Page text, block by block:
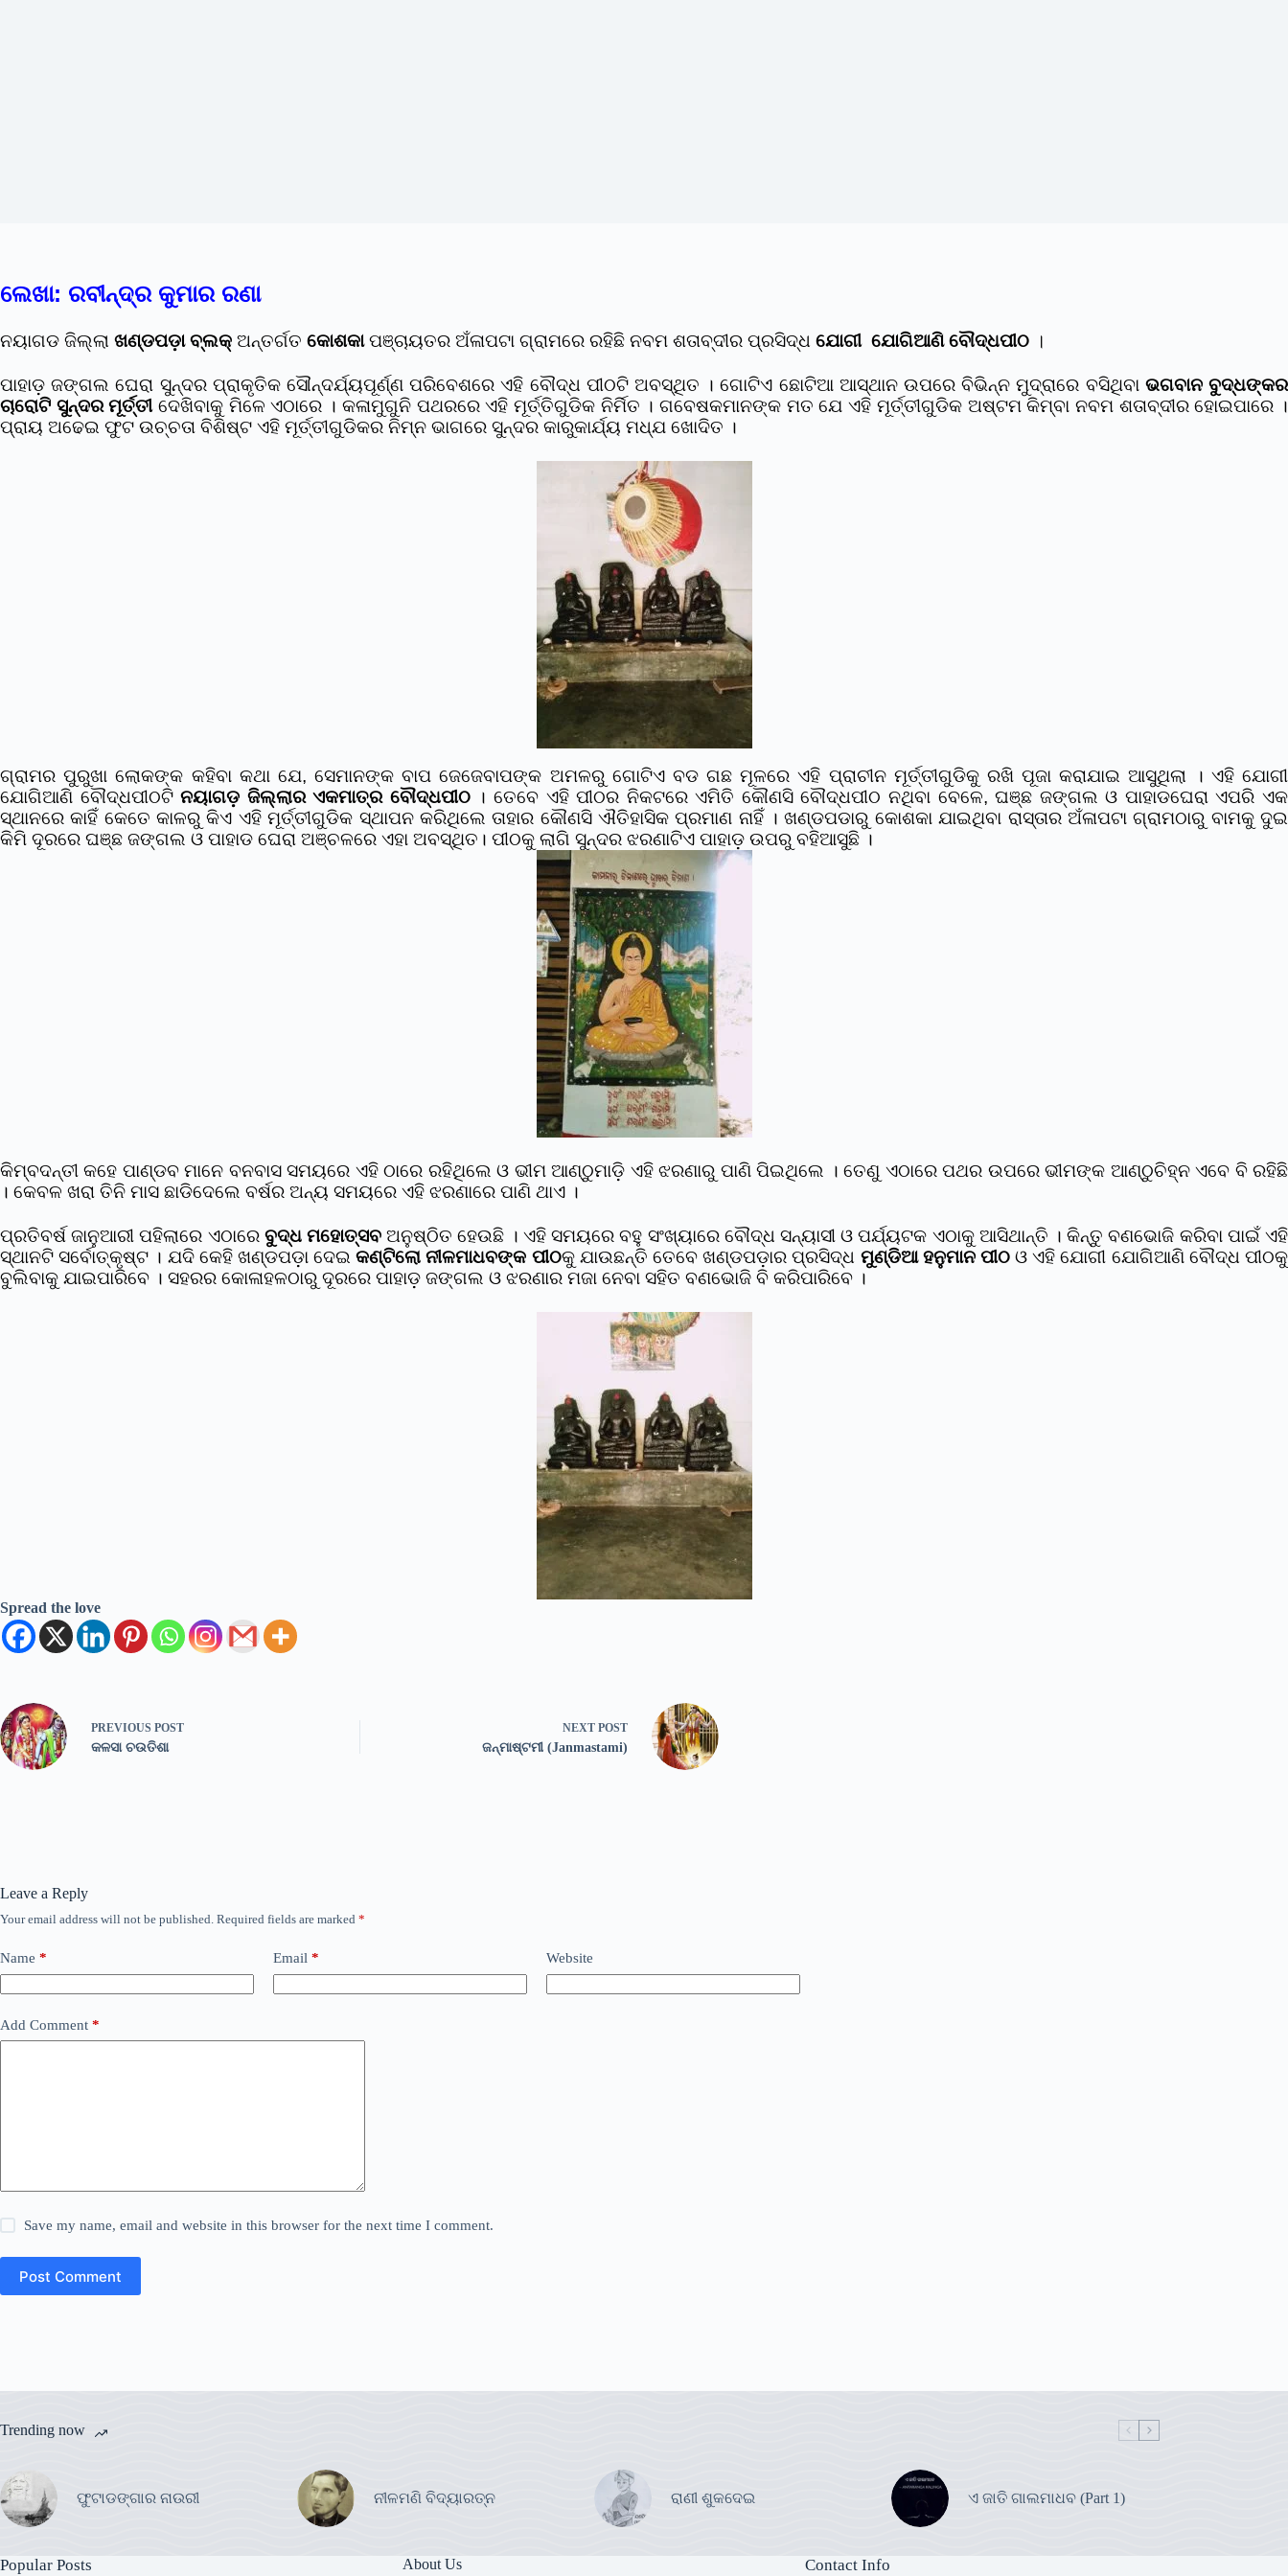
ଲେଖା: ରବୀନ୍ଦ୍ର କୁମାର ରଣା
ନୟାଗଡ ଜିଲ୍ଲା ଖଣ୍ଡପଡ଼ା ବ୍ଲକ୍ ଅନ୍ତର୍ଗତ କୋଶକାପଞ୍ଚାୟତର ଅଁଳାପଟା ଗ୍ରାମରେ ରହିଛି ନବମ ଶତାବ୍ଦୀର ପ୍ରସିଦ୍ଧ ଯୋଗୀ ଯୋଗିଆଣି ବୌଦ୍ଧପୀଠ ।
ପାହାଡ଼ ଜଙ୍ଗଲ ଘେରା ସୁନ୍ଦର ପ୍ରାକୃତିକ ସୌନ୍ଦର୍ଯ୍ୟପୂର୍ଣ୍ଣ ପରିବେଶରେ ଏହି ବୌଦ୍ଧ ପୀଠଟି ଅବସ୍ଥିତ । ଗୋଟିଏ ଛୋଟିଆ ଆସ୍ଥାନ ଉପରେ ବିଭିନ୍ନ ମୁଦ୍ରାରେ ବସିଥିବା ଭଗବାନ ବୁଦ୍ଧଙ୍କର
ଚାରୋଟି ସୁନ୍ଦର ମୂର୍ତ୍ତୀଦେଖିବାକୁ ମିଳେ ଏଠାରେ । କଳାମୁଗୁନି ପଥରରେ ଏହି ମୂର୍ତ୍ତିଗୁଡିକ ନିର୍ମିତ । ଗବେଷକମାନଙ୍କ ମତ ଯେ ଏହି ମୂର୍ତ୍ତୀଗୁଡିକ ଅଷ୍ଟମ କିମ୍ବା ନବମ ଶତାବ୍ଦୀର ହୋଇପାରେ ।
ପ୍ରାୟ ଅଢେଇ ଫୁଟ ଉଚ୍ଚତା ବିଶିଷ୍ଟ ଏହି ମୂର୍ତ୍ତୀଗୁଡିକର ନିମ୍ନ ଭାଗରେ ସୁନ୍ଦର କାରୁକାର୍ଯ୍ୟ ମଧ୍ଯ ଖୋଦିତ ।
ଗ୍ରାମର ପୁରୁଖା ଲୋକଙ୍କ କହିବା କଥା ଯେ, ସେମାନଙ୍କ ବାପ ଜେଜେବାପଙ୍କ ଅମଳରୁ ଗୋଟିଏ ବଡ ଗଛ ମୂଳରେ ଏହି ପ୍ରାଚୀନ ମୂର୍ତ୍ତୀଗୁଡିକୁ ରଖି ପୂଜା କରାଯାଇ ଆସୁଥିଲା । ଏହି ଯୋଗୀ
ଯୋଗିଆଣି ବୌଦ୍ଧପୀଠଟିନୟାଗଡ଼ ଜିଲ୍ଲାର ଏକମାତ୍ର ବୌଦ୍ଧପୀଠ। ତେବେ ଏହି ପୀଠର ନିକଟରେ ଏମିତି କୌଣସି ବୌଦ୍ଧପୀଠ ନଥିବା ବେଳେ, ଘଞ୍ଛ ଜଙ୍ଗଲ ଓ ପାହାଡଘେରା ଏପରି ଏକ
ସ୍ଥାନରେ କାହିଁ କେତେ କାଳରୁ କିଏ ଏହି ମୂର୍ତ୍ତୀଗୁଡିକ ସ୍ଥାପନ କରିଥିଲେ ତାହାର କୌଣସି ଐତିହାସିକ ପ୍ରମାଣ ନାହିଁ । ଖଣ୍ଡପଡାରୁ କୋଶକା ଯାଇଥିବା ରାସ୍ତାର ଅଁଳାପଟା ଗ୍ରାମଠାରୁ ବାମକୁ ଦୁଇ
କିମି ଦୂରରେ ଘଞ୍ଛ ଜଙ୍ଗଲ ଓ ପାହାଡ ଘେରା ଅଞ୍ଚଳରେ ଏହା ଅବସ୍ଥିତ। ପୀଠକୁ ଲାଗି ସୁନ୍ଦର ଝରଣାଟିଏ ପାହାଡ଼ ଉପରୁ ବହିଆସୁଛି ।
କିମ୍ବଦନ୍ତୀ କହେ ପାଣ୍ଡବ ମାନେ ବନବାସ ସମୟରେ ଏହି ଠାରେ ରହିଥିଲେ ଓ ଭୀମ ଆଣ୍ଠୁମାଡ଼ି ଏହି ଝରଣାରୁ ପାଣି ପିଇଥିଲେ । ତେଣୁ ଏଠାରେ ପଥର ଉପରେ ଭୀମଙ୍କ ଆଣ୍ଠୁଚିହ୍ନ ଏବେ ବି ରହିଛି
। କେବଳ ଖରା ତିନି ମାସ ଛାଡିଦେଲେ ବର୍ଷର ଅନ୍ୟ ସମୟରେ ଏହି ଝରଣାରେ ପାଣି ଥାଏ ।
ପ୍ରତିବର୍ଷ ଜାନୁଆରୀ ପହିଲାରେ ଏଠାରେ ବୁଦ୍ଧ ମହୋତ୍ସବ ଅନୁଷ୍ଠିତ ହେଉଛି । ଏହି ସମୟରେ ବହୁ ସଂଖ୍ୟାରେ ବୌଦ୍ଧ ସନ୍ୟାସୀ ଓ ପର୍ଯ୍ୟଟକ ଏଠାକୁ ଆସିଥାନ୍ତି । କିନ୍ତୁ ବଣଭୋଜି କରିବା ପାଇଁ ଏହି
ସ୍ଥାନଟି ସର୍ବୋତ୍କୃଷ୍ଟ । ଯଦି କେହି ଖଣ୍ଡପଡ଼ା ଦେଇକଣ୍ଟିଲୋ ନୀଳମାଧବଙ୍କ ପୀଠକୁ ଯାଉଛନ୍ତି ତେବେ ଖଣ୍ଡପଡ଼ାର ପ୍ରସିଦ୍ଧ ମୁଣ୍ଡିଆ ହନୁମାନ ପୀଠଓ ଏହି ଯୋଗୀ ଯୋଗିଆଣି ବୌଦ୍ଧ ପୀଠକୁ
ବୁଲିବାକୁ ଯାଇପାରିବେ । ସହରର କୋଳାହଳଠାରୁ ଦୂରରେ ପାହାଡ଼ ଜଙ୍ଗଲ ଓ ଝରଣାର ମଜା ନେବା ସହିତ ବଣଭୋଜି ବି କରିପାରିବେ ।
Spread the love
PREVIOUS POST
କଳସା ଚଉତିଶା
NEXT POST
ଜନ୍ମାଷ୍ଟମୀ (Janmastami)
Leave a Reply
Your email address will not be published. Required fields are marked *
Name * Email * Website
Add Comment *
Save my name, email and website in this browser for the next time I comment.
Post Comment
Trending now
ଫୁଟାଡଙ୍ଗାର ନାଉରୀ ନୀଳମଣି ବିଦ୍ୟାରତ୍ନ ରାଣୀ ଶୁକଦେଇ ଏ ଜାତି ଗାଲମାଧବ (Part 1)
Popular Posts About Us Contact Info